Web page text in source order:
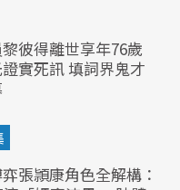
彼得離世享年76歲
實死訊 填詞界鬼才
張頴康角色全解構：